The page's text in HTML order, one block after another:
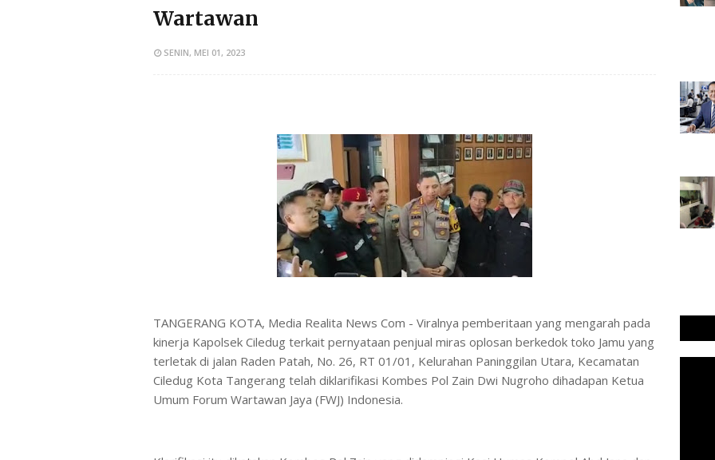
Wartawan
SENIN, MEI 01, 2023
TANGERANG KOTA, Media Realita News Com - Viralnya pemberitaan yang mengarah pada
kinerja Kapolsek Ciledug terkait pernyataan penjual miras oplosan berkedok toko Jamu yang
terletak di jalan Raden Patah, No. 26, RT 01/01, Kelurahan Paninggilan Utara, Kecamatan
Ciledug Kota Tangerang telah diklarifikasi Kombes Pol Zain Dwi Nugroho dihadapan Ketua
Umum Forum Wartawan Jaya (FWJ) Indonesia.